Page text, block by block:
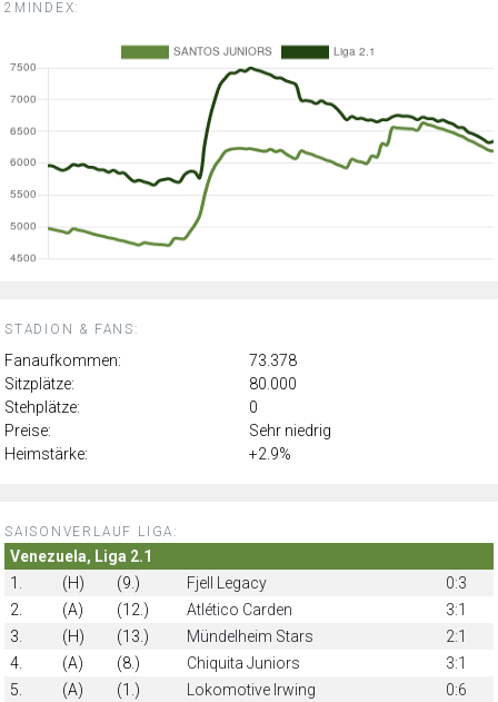
2MINDEX:
STADION & FANS:
Fanaufkommen:
73.378
Sitzplätze:
80.000
Stehplätze:
0
Preise:
Sehr niedrig
Heimstärke:
+2.9%
SAISONVERLAUF LIGA:
Venezuela, Liga 2.1
1.
(H) (9.) Fjell Legacy
0:3
2.
(A) (12.) Atlético Carden
3:1
3.
(H) (13.) Mündelheim Stars
2:1
4.
(A) (8.) Chiquita Juniors
3:1
5.
(A) (1.) Lokomotive Irwing
0:6